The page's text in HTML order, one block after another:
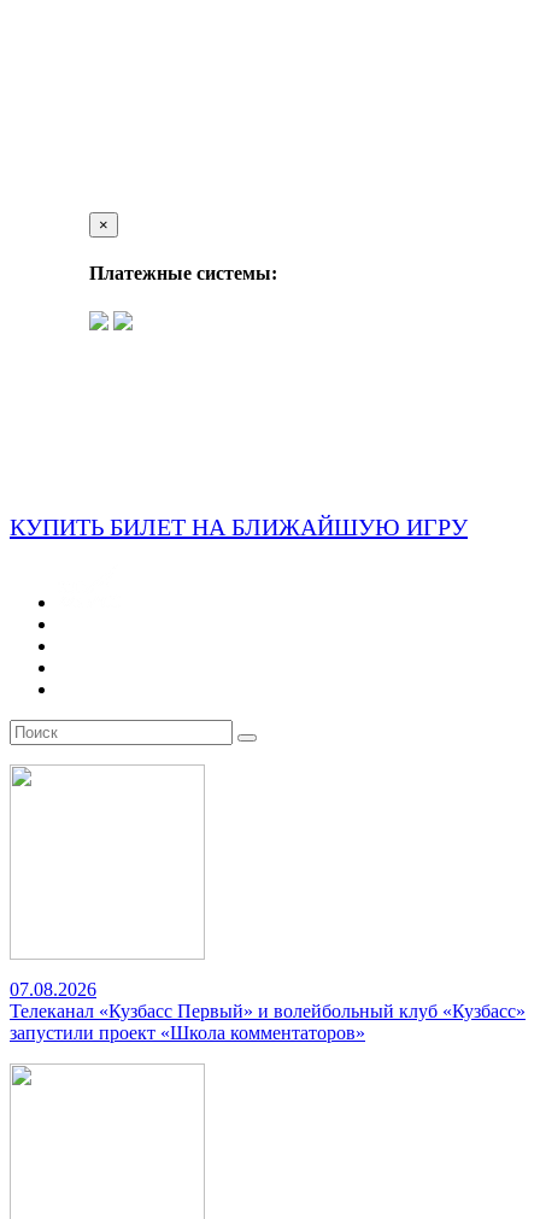
×
Платежные системы:
КУПИТЬ БИЛЕТ НА БЛИЖАЙШУЮ ИГРУ
07.08.2026
Телеканал «Кузбасс Первый» и волейбольный клуб «Кузбасс»
запустили проект «Школа комментаторов»